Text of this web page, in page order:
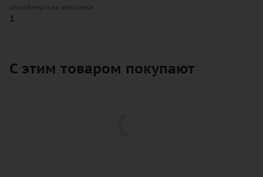
1
С этим товаром покупают